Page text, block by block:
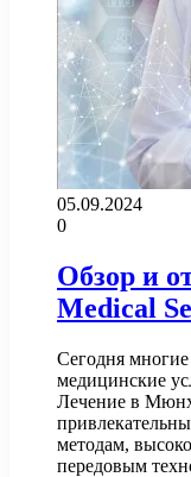
05.09.2024
0
Обзор и
Medical
Сегодня
медицинские
Лечение в
методам,
передовым